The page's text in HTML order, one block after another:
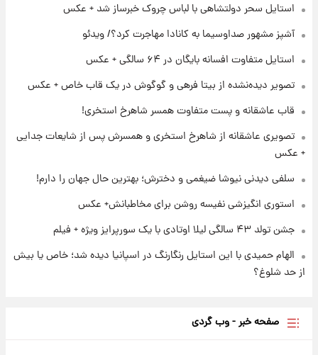
۲۳ ساعت پیش
برای اولین بار؛ انتشار تصاویری از رهبر جدید
انقلاب/ویدیو
تصاویر عمامه بستن به شیوه خاتمی/ویدیو
استایل سحر دولتشاهی با لباس چروک خبرساز شد + عکس
آشپز مشهور صداوسیما به کانادا مهاجرت کرد؟/ ویدئو
استایل متفاوت افسانه بایگان در ۶۴ سالگی + عکس
تصویر دیده‌نشده از بیتا فرهی و گوگوش در یک قاب خاص + عکس
قاب عاشقانه و پست متفاوت همسر شاهرخ استخری!
تصویری عاشقانه از شاهرخ استخری و همسرش پس از شایعات جدایی
+ عکس
سلفی دیدنی نیوشا ضیغمی و دخترش؛ بهترین حال جهان را دارم!
استوری انگیزشی نفیسه روشن برای مخاطبانش+ عکس
جشن تولد ۴۳ سالگی لیلا اوتادی با یک سورپرایز ویژه + فیلم
الهام حمیدی با این استایل رنگارنگ در اسپانیا دیده شد؛ خاص یا بیش
از حد شلوغ؟
صفحه خبر - وب گردی